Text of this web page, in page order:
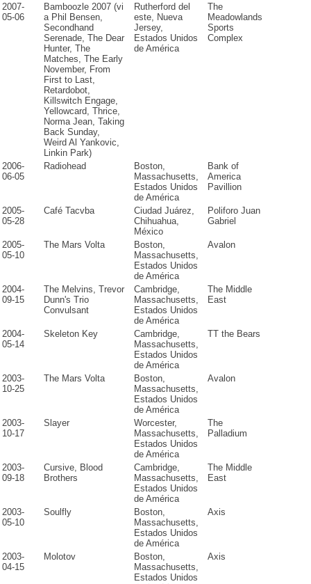
2007-
05-06
Bamboozle 2007 (vi
a Phil Bensen,
Secondhand
Serenade, The Dear
Hunter, The
Matches, The Early
November, From
First to Last,
Retardobot,
Killswitch Engage,
Yellowcard, Thrice,
Norma Jean, Taking
Back Sunday,
Weird Al Yankovic,
Linkin Park)
Rutherford del
este, Nueva
Jersey,
Estados Unidos
de América
The
Meadowlands
Sports
Complex
2006-
06-05
Radiohead
Boston,
Massachusetts,
Estados Unidos
de América
Bank of
America
Pavillion
2005-
05-28
Café Tacvba
Ciudad Juárez,
Chihuahua,
México
Poliforo Juan
Gabriel
2005-
05-10
The Mars Volta
Boston,
Massachusetts,
Estados Unidos
de América
Avalon
2004-
09-15
The Melvins, Trevor
Dunn's Trio
Convulsant
Cambridge,
Massachusetts,
Estados Unidos
de América
The Middle
East
2004-
05-14
Skeleton Key
Cambridge,
Massachusetts,
Estados Unidos
de América
TT the Bears
2003-
10-25
The Mars Volta
Boston,
Massachusetts,
Estados Unidos
de América
Avalon
2003-
10-17
Slayer
Worcester,
Massachusetts,
Estados Unidos
de América
The
Palladium
2003-
09-18
Cursive, Blood
Brothers
Cambridge,
Massachusetts,
Estados Unidos
de América
The Middle
East
2003-
05-10
Soulfly
Boston,
Massachusetts,
Estados Unidos
de América
Axis
2003-
04-15
Molotov
Boston,
Massachusetts,
Estados Unidos
Axis